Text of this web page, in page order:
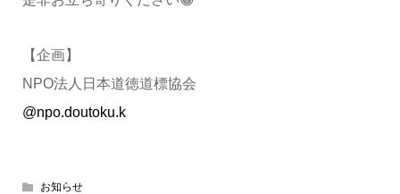
【企画】
NPO法人日本道徳道標協会
@npo.doutoku.k
お知らせ